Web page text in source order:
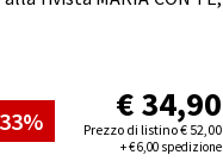
€34,90
Prezzo di listino€ 52,00
+€6,00 spedizione